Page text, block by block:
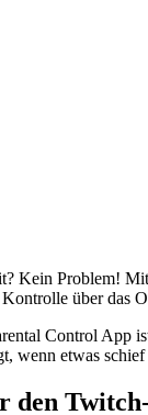
Kein Problem!
über das
Control App
wenn etwas